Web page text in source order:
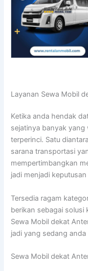
Layanan Sewa Mobil
Ketika anda hendak
sejatinya banyak yang
terperinci. Satu
sarana transportasi
mempertimbangkan
jadi menjadi
Tersedia ragam
berikan sebagai solusi
Sewa Mobil dekat
jadi yang sedang anda
Sewa Mobil dekat